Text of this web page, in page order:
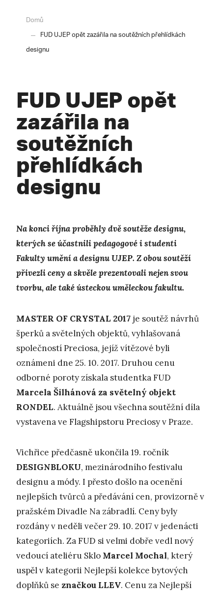
Domů
FUD UJEP opět zazářila na soutěžních přehlídkách
designu
FUD UJEP opět
zazářila na
soutěžních
přehlídkách
designu
Na konci října proběhly dvě soutěže designu,
kterých se účastnili pedagogové i studenti
Fakulty umění a designu UJEP. Z obou soutěží
přivezli ceny a skvěle prezentovali nejen svou
tvorbu, ale také ústeckou uměleckou fakultu.
MASTER OF CRYSTAL 2017 je soutěž návrhů
šperků a světelných objektů, vyhlašovaná
společností Preciosa, jejíž vítězové byli
oznámeni dne 25. 10. 2017. Druhou cenu
odborné poroty získala studentka FUD
Marcela Šilhánová za světelný objekt
RONDEL. Aktuálně jsou všechna soutěžní díla
vystavena ve Flagshipstoru Preciosy v Praze.
Vichřice předčasně ukončila 19. ročník
DESIGNBLOKU, mezinárodního festivalu
designu a módy. I přesto došlo na ocenění
nejlepších tvůrců a předávání cen, provizorně v
pražském Divadle Na zábradlí. Ceny byly
rozdány v neděli večer 29. 10. 2017 v jedenácti
kategoriích. Za FUD si velmi dobře vedl nový
vedoucí ateliéru Sklo Marcel Mochal, který
uspěl v kategorii Nejlepší kolekce bytových
doplňků se značkou LLEV. Cenu za Nejlepší